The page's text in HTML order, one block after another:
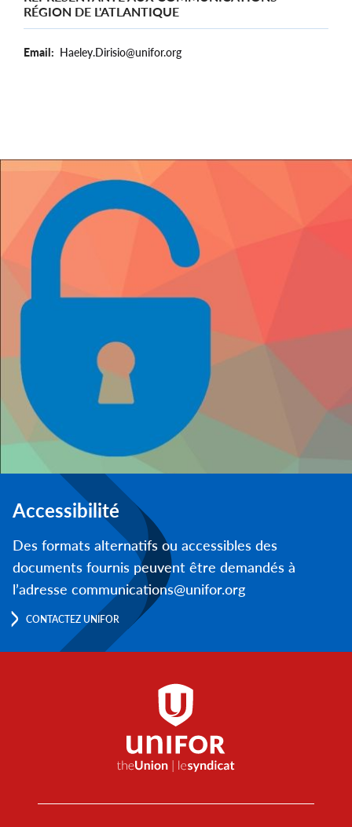
RÉGION DE L'ATLANTIQUE
Email Haeley.Dirisio@unifor.org
Accessibilité
Des formats alternatifs ou accessibles des
documents fournis peuvent être demandés à
l’adresse communications@unifor.org
CONTACTEZ UNIFOR